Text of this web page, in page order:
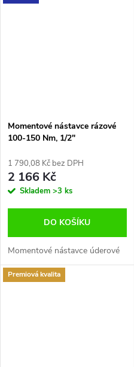
Momentové nástavce rázové
100-150 Nm, 1/2"
1 790,08 Kč bez DPH
2 166 Kč
Skladem >3 ks
DO KOŠÍKU
Momentové nástavce úderové
Premiová kvalita